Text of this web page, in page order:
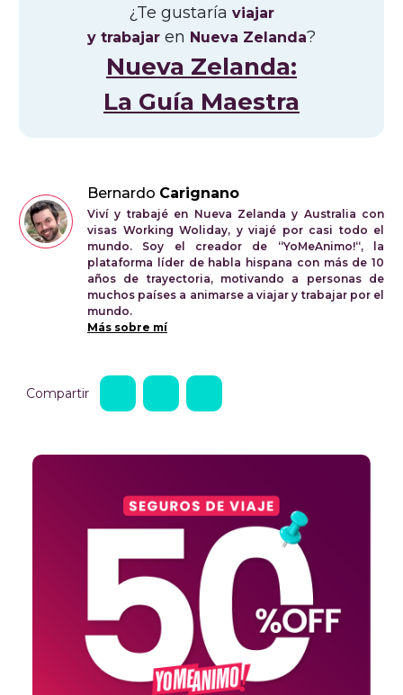
¿Te gustaría viajar
y trabajar en Nueva Zelanda?
Nueva Zelanda:
La Guía Maestra
Bernardo Carignano
Viví y trabajé en Nueva Zelanda y Australia con
visas Working Woliday, y viajé por casi todo el
mundo. Soy el creador de “YoMeAnimo!“, la
plataforma líder de habla hispana con más de 10
años de trayectoria, motivando a personas de
muchos países a animarse a viajar y trabajar por el
mundo.
Más sobre mí
Compartir